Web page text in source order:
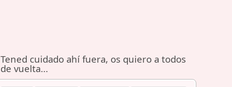
Tened cuidado ahí fuera, os quiero a todos
de vuelta...